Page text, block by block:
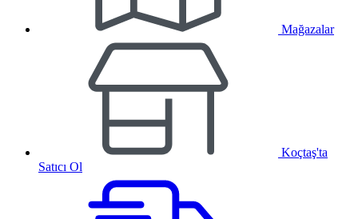
Mağazalar
Koçtaş'ta
Satıcı Ol